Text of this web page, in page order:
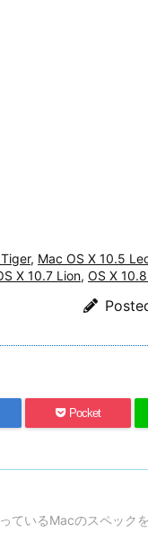
, Mac OS X 10.5
X 10.7 Lion, OS X
Pocket
ているMacのスペック